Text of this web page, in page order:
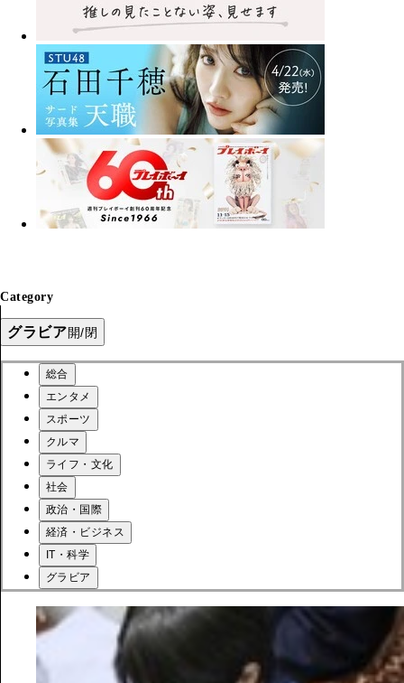
Category
グラビア開/閉
総合
エンタメ
スポーツ
クルマ
ライフ・文化
社会
政治・国際
経済・ビジネス
IT・科学
グラビア